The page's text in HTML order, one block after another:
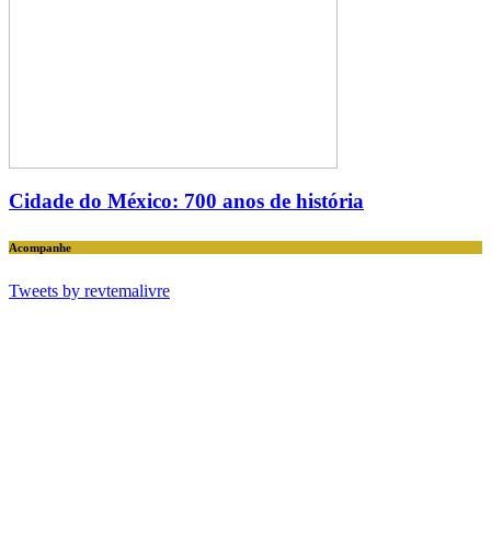
Cidade do México: 700 anos de história
Acompanhe
Tweets by revtemalivre